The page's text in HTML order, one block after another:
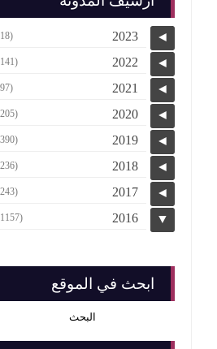
◄
2023
◄
2022
◄
2021
◄
2020
◄
2019
◄
2018
◄
2017
▼
2016
ابحث في الموقع